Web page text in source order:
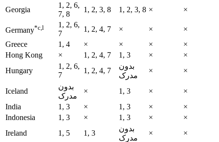
Georgia
1, 2, 6,
7, 8
1, 2, 3, 8 1, 2, 3, 8 × ×
Germany*c,l
1, 2, 6,
7
1, 2, 4, 7 × ×
×
Greece
1, 4 × × ×
×
Hong Kong
× 1, 2, 4, 7 1, 3 ×
×
Hungary
1, 2, 6,
7
1, 2, 4, 7
بدون
مدرک
× ×
Iceland
بدون
مدرک
× 1, 3 ×
×
India
1, 3 × 1, 3 ×
×
Indonesia
1, 3 × 1, 3 ×
×
Ireland
1, 5 1, 3
بدون
مدرک
× ×